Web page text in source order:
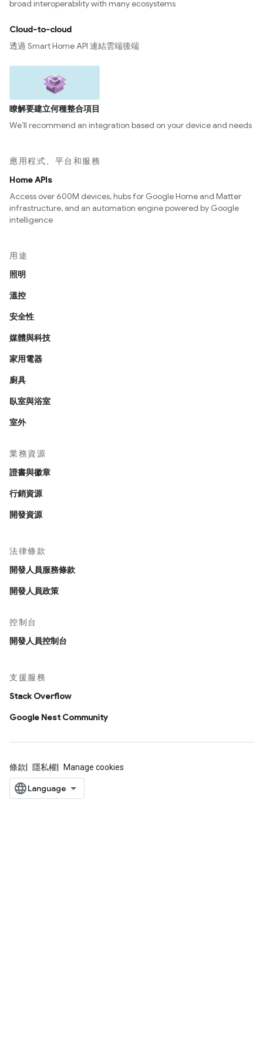
broad interoperability with many ecosystems
Cloud-to-cloud
透過 Smart Home API 連結雲端後端
瞭解要建立何種整合項目
We’ll recommend an integration based on your device and needs
應用程式、平台和服務
Home APIs
Access over 600M devices, hubs for Google Home and Matter
infrastructure, and an automation engine powered by Google
intelligence
用途
照明
溫控
安全性
媒體與科技
家用電器
廚具
臥室與浴室
室外
業務資源
證書與徽章
行銷資源
開發資源
法律條款
開發人員服務條款
開發人員政策
控制台
開發人員控制台
支援服務
Stack Overflow
Google Nest Community
條款 隱私權 Manage cookies